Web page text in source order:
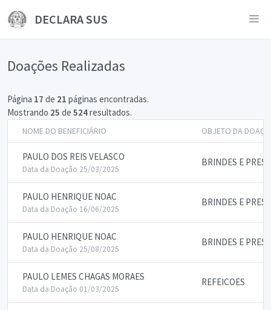
DECLARA SUS
Doações Realizadas
Página 17 de 21 páginas encontradas.
Mostrando 25 de 524resultados.
NOME DO BENEFICIÁRIO OBJETO DA
PAULO DOS REIS VELASCO
Data da Doação 25/03/2025
BRINDES E
PAULO HENRIQUE NOAC
Data da Doação 16/06/2025
BRINDES E
PAULO HENRIQUE NOAC
Data da Doação 25/08/2025
BRINDES E
PAULO LEMES CHAGAS MORAES
Data da Doação 01/03/2025
REFEICOES